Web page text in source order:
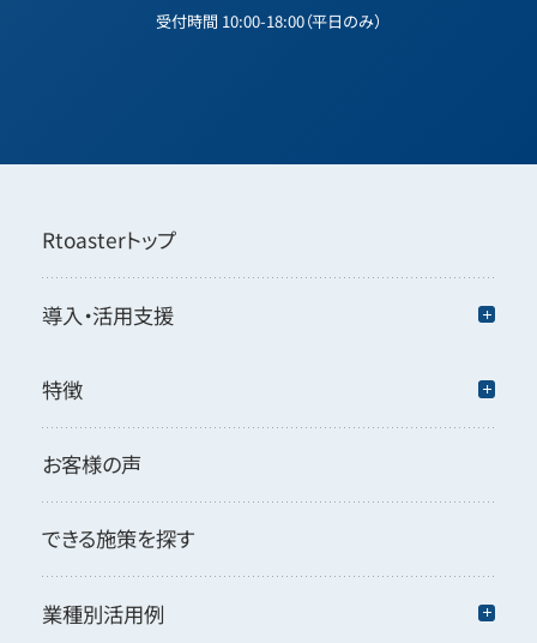
受付時間 10:00-18:00（平日のみ）
Rtoasterトップ
導入・活用支援
特徴
お客様の声
できる施策を探す
業種別活用例